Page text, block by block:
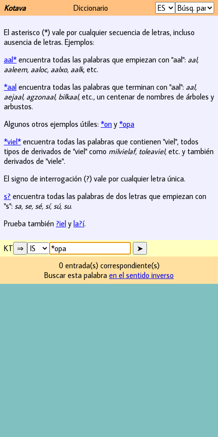
Kotava Diccionario
El asterisco (*) vale por cualquier secuencia de letras, incluso
ausencia de letras. Ejemplos:
aal* encuentra todas las palabras que empiezan con "aal": aal,
aaleem, aaloc, aalxo, aalk, etc.
*aal encuentra todas las palabras que terminan con "aal": aal,
aejaal, agzonaal, bilkaal, etc., un centenar de nombres de árboles y
arbustos.
Algunos otros ejemplos útiles: *on y *opa
*viel* encuentra todas las palabras que contienen "viel", todos
tipos de derivados de "viel" como milvielaf, toleaviel, etc. y también
derivados de "viele".
El signo de interrogación (?) vale por cualquier letra única.
s? encuentra todas las palabras de dos letras que empiezan con
"s": sa, se, sé, sí, sú, su.
Prueba también ?iel y la?í.
KT
0 entrada(s) correspondiente(s)
Buscar esta palabra en el sentido inverso